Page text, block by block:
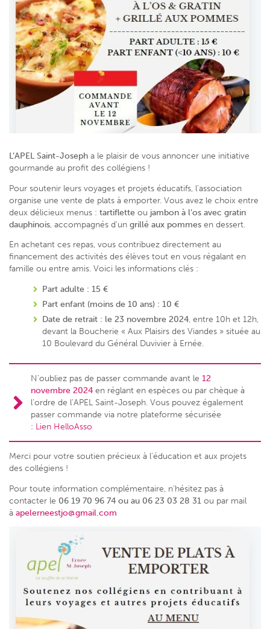
L’APEL Saint-Joseph a le plaisir de vous annoncer une initiative
gourmande au profit des collégiens !
Pour soutenir leurs voyages et projets éducatifs, l’association
organise une vente de plats à emporter. Vous avez le choix entre
deux délicieux menus : tartiflette ou jambon à l’os avec gratin
dauphinois, accompagnés d’un grillé aux pommes en dessert.
En achetant ces repas, vous contribuez directement au
financement des activités des élèves tout en vous régalant en
famille ou entre amis. Voici les informations clés :
Part adulte : 15 €
Part enfant (moins de 10 ans) : 10 €
Date de retrait : le 23 novembre 2024, entre 10h et 12h,
devant la Boucherie « Aux Plaisirs des Viandes » située au
10 Boulevard du Général Duvivier à Ernée.
N’oubliez pas de passer commande avant le 12
novembre 2024 en réglant en espèces ou par chèque à
l’ordre de l’APEL Saint-Joseph. Vous pouvez également
passer commande via notre plateforme sécurisée
: Lien HelloAsso
Merci pour votre soutien précieux à l’éducation et aux projets
des collégiens !
Pour toute information complémentaire, n’hésitez pas à
contacter le 06 19 70 96 74 ou au 06 23 03 28 31 ou par mail
à apelerneestjo@gmail.com